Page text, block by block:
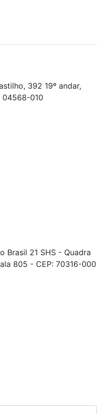
392 19º andar,
04568-010
Brasil 21 SHS - Quadra
805 - CEP: 70316-000